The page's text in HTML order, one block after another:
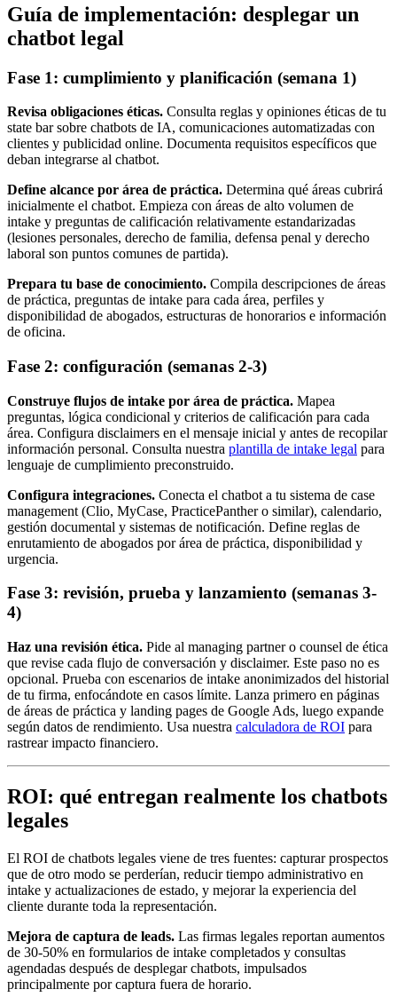
Guía de implementación: desplegar un
chatbot legal
Fase 1: cumplimiento y planificación (semana 1)
Revisa obligaciones éticas. Consulta reglas y opiniones éticas de tu
state bar sobre chatbots de IA, comunicaciones automatizadas con
clientes y publicidad online. Documenta requisitos específicos que
deban integrarse al chatbot.
Define alcance por área de práctica. Determina qué áreas cubrirá
inicialmente el chatbot. Empieza con áreas de alto volumen de
intake y preguntas de calificación relativamente estandarizadas
(lesiones personales, derecho de familia, defensa penal y derecho
laboral son puntos comunes de partida).
Prepara tu base de conocimiento. Compila descripciones de áreas
de práctica, preguntas de intake para cada área, perfiles y
disponibilidad de abogados, estructuras de honorarios e información
de oficina.
Fase 2: configuración (semanas 2-3)
Construye flujos de intake por área de práctica. Mapea
preguntas, lógica condicional y criterios de calificación para cada
área. Configura disclaimers en el mensaje inicial y antes de recopilar
información personal. Consulta nuestra plantilla de intake legal para
lenguaje de cumplimiento preconstruido.
Configura integraciones. Conecta el chatbot a tu sistema de case
management (Clio, MyCase, PracticePanther o similar), calendario,
gestión documental y sistemas de notificación. Define reglas de
enrutamiento de abogados por área de práctica, disponibilidad y
urgencia.
Fase 3: revisión, prueba y lanzamiento (semanas 3-
4)
Haz una revisión ética. Pide al managing partner o counsel de ética
que revise cada flujo de conversación y disclaimer. Este paso no es
opcional. Prueba con escenarios de intake anonimizados del historial
de tu firma, enfocándote en casos límite. Lanza primero en páginas
de áreas de práctica y landing pages de Google Ads, luego expande
según datos de rendimiento. Usa nuestra calculadora de ROI para
rastrear impacto financiero.
ROI: qué entregan realmente los chatbots
legales
El ROI de chatbots legales viene de tres fuentes: capturar prospectos
que de otro modo se perderían, reducir tiempo administrativo en
intake y actualizaciones de estado, y mejorar la experiencia del
cliente durante toda la representación.
Mejora de captura de leads. Las firmas legales reportan aumentos
de 30-50% en formularios de intake completados y consultas
agendadas después de desplegar chatbots, impulsados
principalmente por captura fuera de horario.